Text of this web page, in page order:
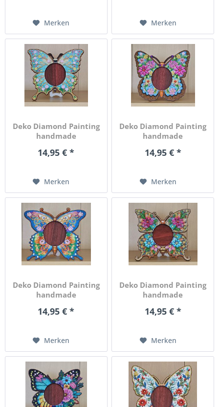
Merken Merken
Deko Diamond Painting
handmade
14,95 € *
Merken
Deko Diamond Painting
handmade
14,95 € *
Merken
Deko Diamond Painting
handmade
14,95 € *
Merken
Deko Diamond Painting
handmade
14,95 € *
Merken